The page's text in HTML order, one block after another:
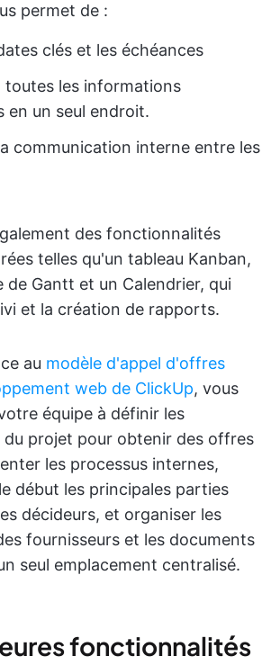
permet de :
clés et les échéances
toutes les informations
en un seul endroit.
communication interne entre les
des fonctionnalités
telles qu'un tableau Kanban,
de Gantt et un Calendrier, qui
et la création de rapports.
au modèle d'appel d'offres
web de ClickUp, vous
équipe à définir les
projet pour obtenir des offres
les processus internes,
début les principales parties
décideurs, et organiser les
fournisseurs et les documents
seul emplacement centralisé.
fonctionnalités